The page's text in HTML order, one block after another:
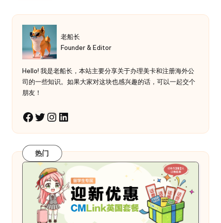
老船长
Founder & Editor
Hello! 我是老船长，本站主要分享关于办理美卡和注册海外公
司的一些知识。如果大家对这块也感兴趣的话，可以一起交个
朋友！
Facebook
Twitter
Instagram
LinkedIn
热门